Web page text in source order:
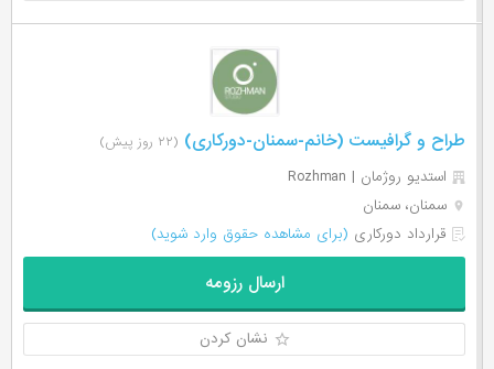
طراح و گرافیست (خانم-سمنان-دورکاری) (۲۲ روز پیش)
استدیو روژمان | Rozhman
سمنان، سمنان
قرارداد دورکاری (برای مشاهده حقوق وارد شوید)
ارسال رزومه
نشان کردن